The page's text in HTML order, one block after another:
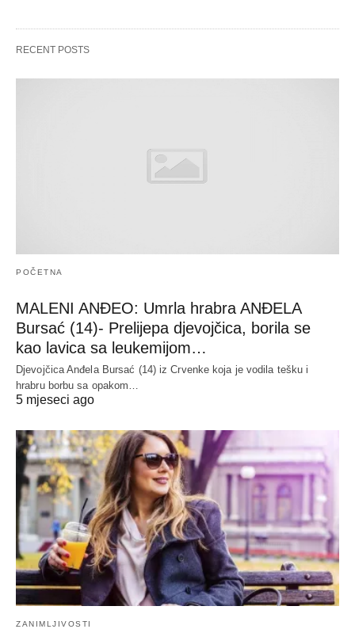
RECENT POSTS
POČETNA
MALENI ANĐEO: Umrla hrabra ANĐELA
Bursać (14)- Prelijepa djevojčica, borila se
kao lavica sa leukemijom…
Djevojčica Anđela Bursać (14) iz Crvenke koja je vodila tešku i
hrabru borbu sa opakom…
5 mjeseci ago
ZANIMLJIVOSTI